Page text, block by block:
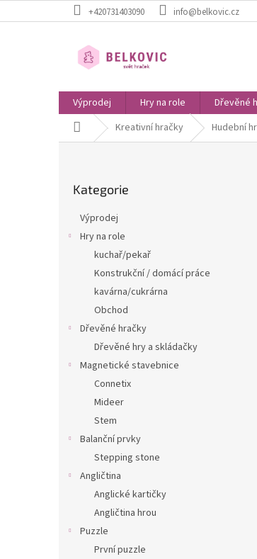
na
+420731403090 info@belkovic.cz
Výprodej Hry na role Dřevěné
Domů Kreativní hračky Hudební
kategorie
Kategorie
Výprodej
Hry na role
kuchař/pekař
Konstrukční / domácí práce
kavárna/cukrárna
Obchod
Dřevěné hračky
Dřevěné hry a skládačky
Magnetické stavebnice
Connetix
Mideer
Stem
Balanční prvky
Stepping stone
Angličtina
Anglické kartičky
Angličtina hrou
Puzzle
První puzzle